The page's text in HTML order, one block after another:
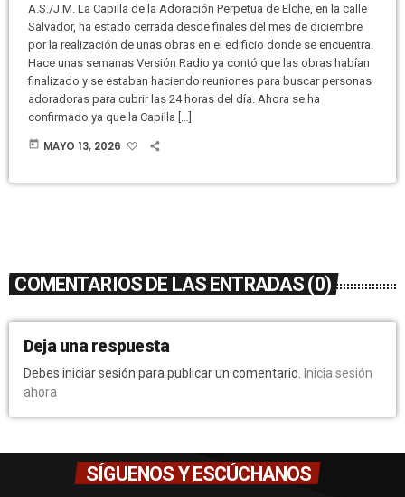
A.S./J.M. La Capilla de la Adoración Perpetua de Elche, en la calle
Salvador, ha estado cerrada desde finales del mes de diciembre
por la realización de unas obras en el edificio donde se encuentra.
Hace unas semanas Versión Radio ya contó que las obras habían
finalizado y se estaban haciendo reuniones para buscar personas
adoradoras para cubrir las 24 horas del día. Ahora se ha
confirmado ya que la Capilla […]
today MAYO 13, 2026
COMENTARIOS DE LAS ENTRADAS (0)
Deja una respuesta
Debes iniciar sesión para publicar un comentario. Inicia sesión
ahora
SÍGUENOS Y ESCÚCHANOS